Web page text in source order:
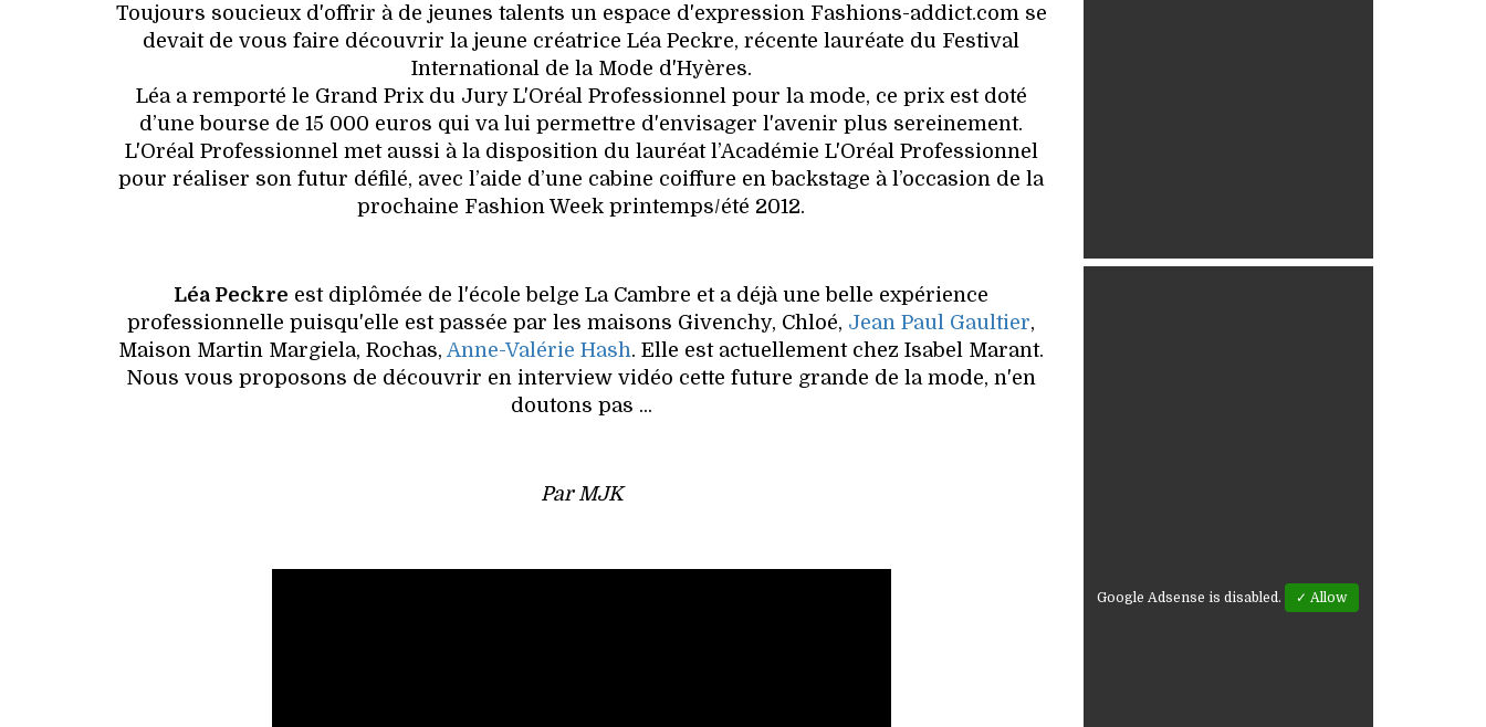
Toujours soucieux d'offrir à de jeunes talents un espace d'expression Fashions-addict.com se
devait de vous faire découvrir la jeune créatrice Léa Peckre, récente lauréate du Festival
International de la Mode d'Hyères.
Léa a remporté le Grand Prix du Jury L'Oréal Professionnel pour la mode, ce prix est doté
d’une bourse de 15 000 euros qui va lui permettre d'envisager l'avenir plus sereinement.
L'Oréal Professionnel met aussi à la disposition du lauréat l’Académie L'Oréal Professionnel
pour réaliser son futur défilé, avec l’aide d’une cabine coiffure en backstage à l’occasion de la
prochaine Fashion Week printemps/été 2012.
Léa Peckre est diplômée de l'école belge La Cambre et a déjà une belle expérience
professionnelle puisqu'elle est passée par les maisons Givenchy, Chloé, Jean Paul Gaultier,
Maison Martin Margiela, Rochas,Anne-Valérie Hash. Elle est actuellement chez Isabel Marant.
Nous vous proposons de découvrir en interview vidéo cette future grande de la mode, n'en
doutons pas ...
Par MJK
Google Adsense is disabled. ✓ Allow